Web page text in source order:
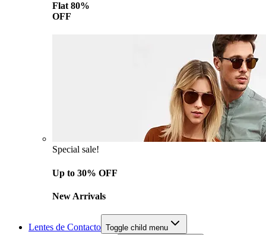
Flat 80%
OFF
Special sale!
Up to 30% OFF
New Arrivals
Lentes de Contacto Toggle child menu